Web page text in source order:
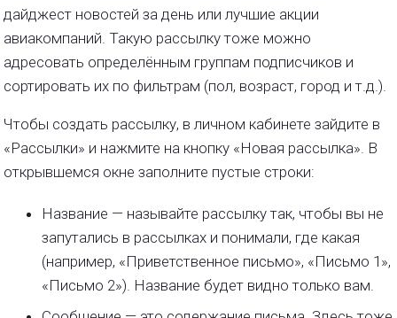
дайджест новостей за день или лучшие акции
авиакомпаний. Такую рассылку тоже можно
адресовать определённым группам подписчиков и
сортировать их по фильтрам (пол, возраст, город и т.д.).
Чтобы создать рассылку, в личном кабинете зайдите в
«Рассылки» и нажмите на кнопку «Новая рассылка». В
открывшемся окне заполните пустые строки:
Название — называйте рассылку так, чтобы вы не
запутались в рассылках и понимали, где какая
(например, «Приветственное письмо», «Письмо 1»,
«Письмо 2»). Название будет видно только вам.